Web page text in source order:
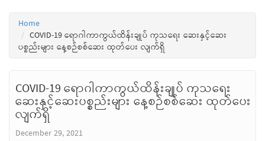
Home
COVID-19 ရောဂါကာကွယ်ထိန်းချုပ် ကုသရေး ဆေးနှင့်ဆေး
ပစ္စည်းများ နေ့စဉ်စစ်ဆေး ထုတ်ပေး လျက်ရှိ
COVID-19 ရောဂါကာကွယ်ထိန်းချုပ် ကုသရေး
ဆေးနှင့်ဆေးပစ္စည်းများ နေ့စဉ်စစ်ဆေး ထုတ်ပေး
လျက်ရှိ
December 29, 2021